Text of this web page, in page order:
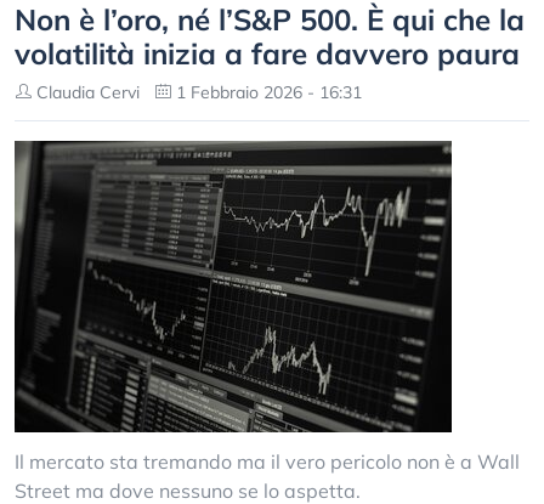
Non è l’oro, né l’S&P 500. È qui che la
volatilità inizia a fare davvero paura
Claudia Cervi 1 Febbraio 2026 - 16:31
Il mercato sta tremando ma il vero pericolo non è a Wall
Street ma dove nessuno se lo aspetta.